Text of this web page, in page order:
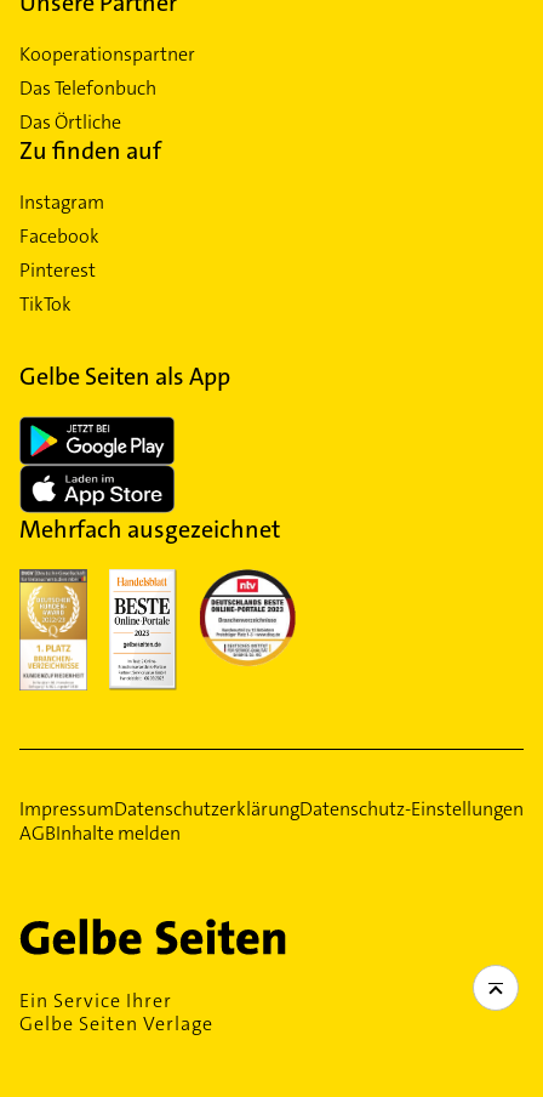
Kooperationspartner
Das Telefonbuch
Das Örtliche
Zu finden auf
Instagram
Facebook
Pinterest
TikTok
Gelbe Seiten als App
Mehrfach ausgezeichnet
ImpressumDatenschutzerklärungDatenschutz-Einstellungen
AGBInhalte melden
Ein Service Ihrer
Gelbe Seiten Verlage